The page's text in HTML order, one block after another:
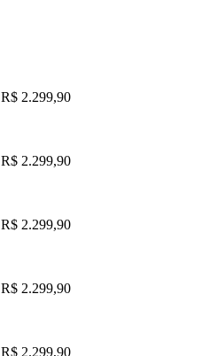
R$ 2.299,90
R$ 2.299,90
R$ 2.299,90
R$ 2.299,90
R$ 2.299,90